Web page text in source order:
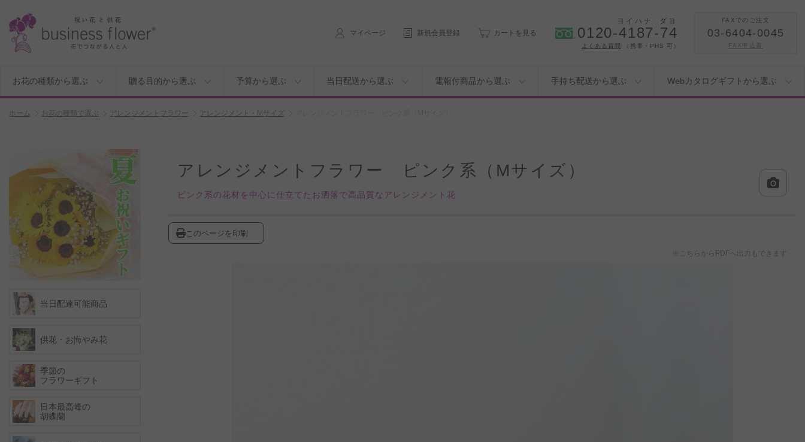
マイページ 新規会員登録 カートを見る
ヨイハナ ダヨ
0120-4187-74
よくある質問 （携帯・PHS 可）
FAXでのご注文
03-6404-0045
FAX申込書
お花の種類から選ぶ 贈る目的から選ぶ 予算から選ぶ 当日配送から選ぶ 電報付商品から選ぶ 手持ち配送から選ぶ Webカタログギフトから選ぶ
ホーム お花の種類で選ぶ アレンジメントフラワー アレンジメント・Mサイズ
アレンジメントフラワー ピンク系（Mサイズ）
ピンク系の花材を中心に仕立てたお洒落で高品質なアレンジメント花
このページを印刷
※こちらからPDFへ出力もできます
当日配達可能商品
供花・お悔やみ花
季節の
フラワーギフト
日本最高峰の
胡蝶蘭